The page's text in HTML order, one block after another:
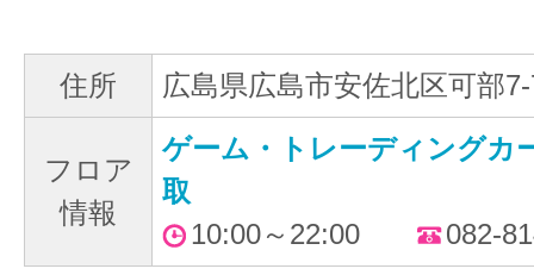
住所 広島県広島市安佐北区可部
フロア
情報
ゲーム・トレーディングカ
取
10:00～22:00
082-